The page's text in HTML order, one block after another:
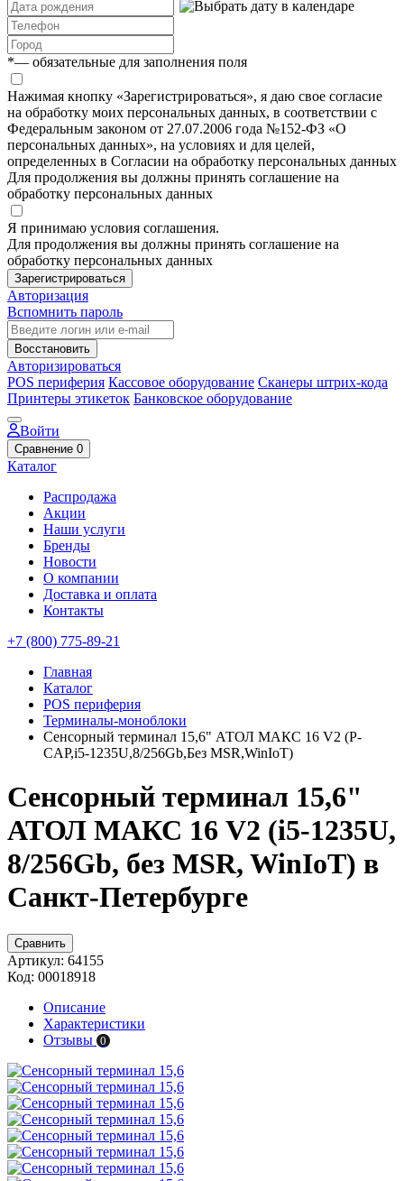
*— обязательные для заполнения поля
Нажимая кнопку «Зарегистрироваться», я даю свое согласие
на обработку моих персональных данных, в соответствии с
Федеральным законом от 27.07.2006 года №152-ФЗ «О
персональных данных», на условиях и для целей,
определенных в Согласии на обработку персональных данных
Для продолжения вы должны принять соглашение на
обработку персональных данных
Я принимаю условия соглашения.
Для продолжения вы должны принять соглашение на
обработку персональных данных
Зарегистрироваться
Авторизация
Вспомнить пароль
Восстановить
Авторизироваться
POS периферия Кассовое оборудование Сканеры штрих-кода
Принтеры этикеток Банковское оборудование
Войти
Сравнение 0
Каталог
Распродажа
Акции
Наши услуги
Бренды
Новости
О компании
Доставка и оплата
Контакты
+7 (800) 775-89-21
Главная
Каталог
POS периферия
Терминалы-моноблоки
Сенсорный терминал 15,6" АТОЛ МАКС 16 V2 (P-
CAP,i5-1235U,8/256Gb,Без MSR,WinIoT)
Сенсорный терминал 15,6"
АТОЛ МАКС 16 V2 (i5-1235U,
8/256Gb, без MSR, WinIoT) в
Санкт-Петербурге
Сравнить
Артикул: 64155
Код: 00018918
Описание
Характеристики
Отзывы 0